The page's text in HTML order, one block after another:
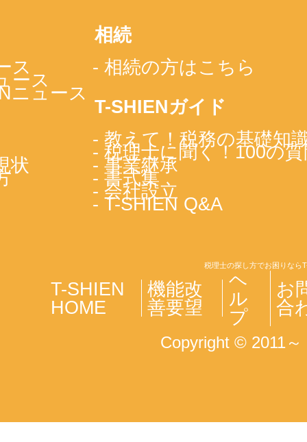
ス
ース
ニュース
状
相続
- 相続の方はこちら
T-SHIENガイド
- 教えて！税務の基礎知
- 税理士に聞く！100の
- 事業継承
- 書式集
- 会社設立
- T-SHIEN Q&A
税理士の探し方でお困りなら
T-SHIEN
HOME
機能改
善要望
ヘ
ル
プ
お
合
Copyright © 2011